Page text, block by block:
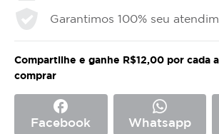
Garantimos 100% seu
Compartilhe e ganhe R$12,00 por cada
comprar
facebook
Facebook Whatsapp